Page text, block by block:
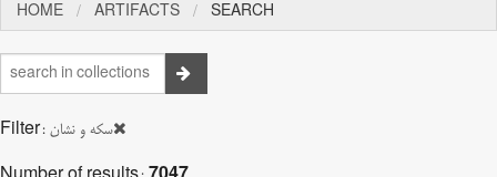
HOME ARTIFACTS SEARCH
Filter:سکه و نشان